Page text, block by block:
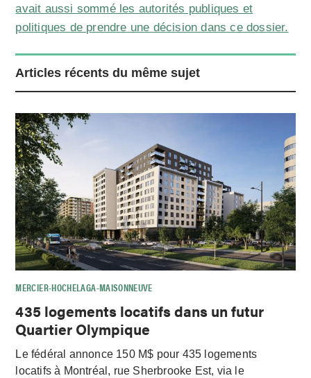
avait aussi sommé les autorités publiques et
politiques de prendre une décision dans ce dossier.
Articles récents du même sujet
MERCIER-HOCHELAGA-MAISONNEUVE
435 logements locatifs dans un futur
Quartier Olympique
Le fédéral annonce 150 M$ pour 435 logements
locatifs à Montréal, rue Sherbrooke Est, via le